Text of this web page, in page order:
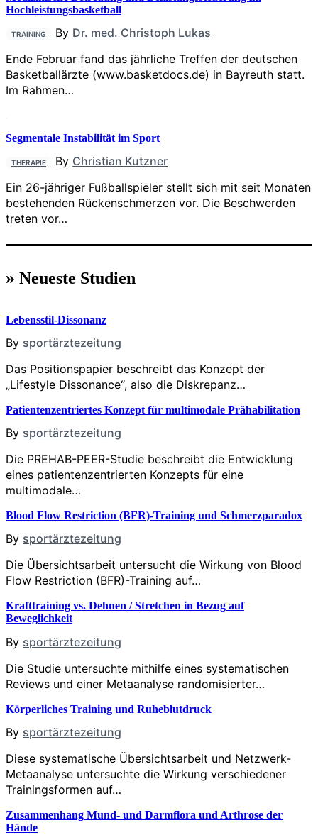
Hochleistungsbasketball
TRAINING By Dr. med. Christoph Lukas
Ende Februar fand das jährliche Treffen der deutschen
Basketballärzte (www.basketdocs.de) in Bayreuth statt.
Im Rahmen…
Segmentale Instabilität im Sport
THERAPIE By Christian Kutzner
Ein 26-jähriger Fußballspieler stellt sich mit seit Monaten
bestehenden Rückenschmerzen vor. Die Beschwerden
treten vor…
» Neueste Studien
Lebensstil-Dissonanz
By sportärztezeitung
Das Positionspapier beschreibt das Konzept der
„Lifestyle Dissonance“, also die Diskrepanz…
Patientenzentriertes Konzept für multimodale Prähabilitation
By sportärztezeitung
Die PREHAB-PEER-Studie beschreibt die Entwicklung
eines patientenzentrierten Konzepts für eine
multimodale…
Blood Flow Restriction (BFR)-Training und Schmerzparadox
By sportärztezeitung
Die Übersichtsarbeit untersucht die Wirkung von Blood
Flow Restriction (BFR)-Training auf…
Krafttraining vs. Dehnen / Stretchen in Bezug auf
Beweglichkeit
By sportärztezeitung
Die Studie untersuchte mithilfe eines systematischen
Reviews und einer Metaanalyse randomisierter…
Körperliches Training und Ruheblutdruck
By sportärztezeitung
Diese systematische Übersichtsarbeit und Netzwerk-
Metaanalyse untersuchte die Wirkung verschiedener
Trainingsformen auf…
Zusammenhang Mund- und Darmflora und Arthrose der
Hände